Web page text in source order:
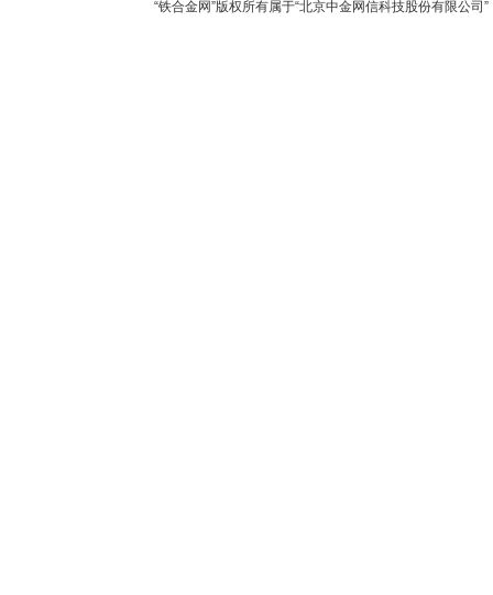
“铁合金网”版权所有属于“北京中金网信科技股份有限公司